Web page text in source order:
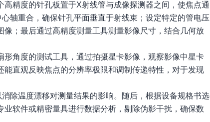
精度的针孔板置于X射线管与成像探测器之间，使焦点通
轴重合，确保针孔平面垂直于射线束；设定特定的管电压
；最后通过高精度测量工具测量影像尺寸，结合几何放
角度的测试工具，通过拍摄星卡影像，观察影像中星卡
直观反映焦点的分辨率极限和调制传递特性，对于发现
除温度漂移对测量结果的影响。随后，根据设备规格书选
软件或精密量具进行数据分析，剔除伪影干扰，确保数